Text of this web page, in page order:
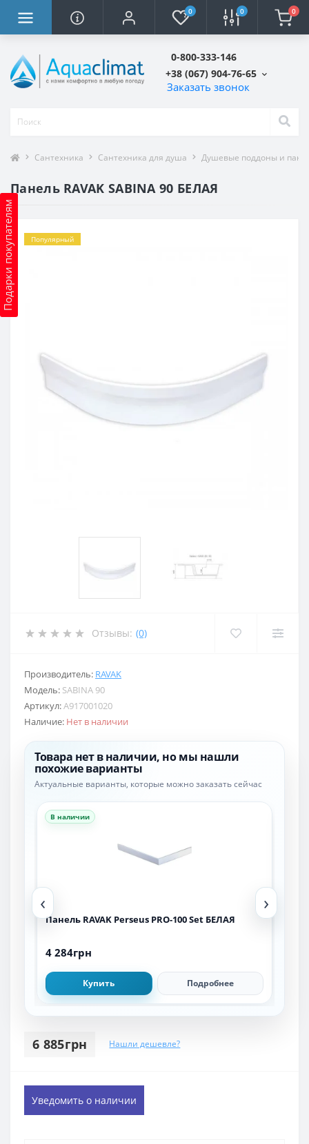
0 0 0
0-800-333-146
+38 (067) 904-76-65
Заказать звонок
Подарки покупателям
Сантехника Сантехника для душа Душевые поддоны и
Панель RAVAK SABINA 90 БЕЛАЯ
Популярный
Отзывы: (0)
Производитель: RAVAK
Модель: SABINA 90
Артикул:A917001020
Наличие: Нет в наличии
Товара нет в наличии, но мы нашли
похожие варианты
Актуальные варианты, которые можно заказать сейчас
‹
В наличии
Панель RAVAK Perseus PRO-100 Set БЕЛАЯ
4 284грн
Купить Подробнее
›
6 885грн Нашли дешевле?
Уведомить о наличии